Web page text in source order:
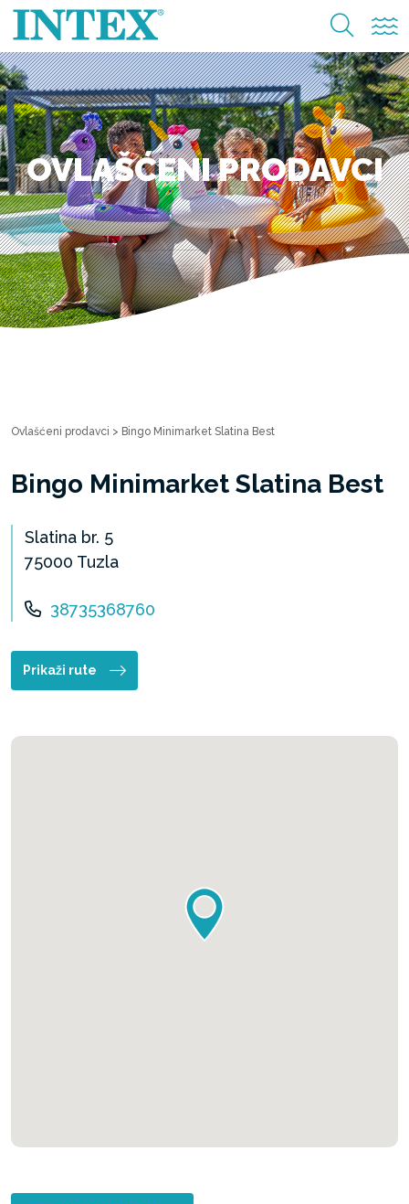
OVLAŠĆENI PRODAVCI
Ovlašćeni prodavci > Bingo Minimarket Slatina Best
Bingo Minimarket Slatina Best
Slatina br. 5
75000 Tuzla
38735368760
Prikaži rute